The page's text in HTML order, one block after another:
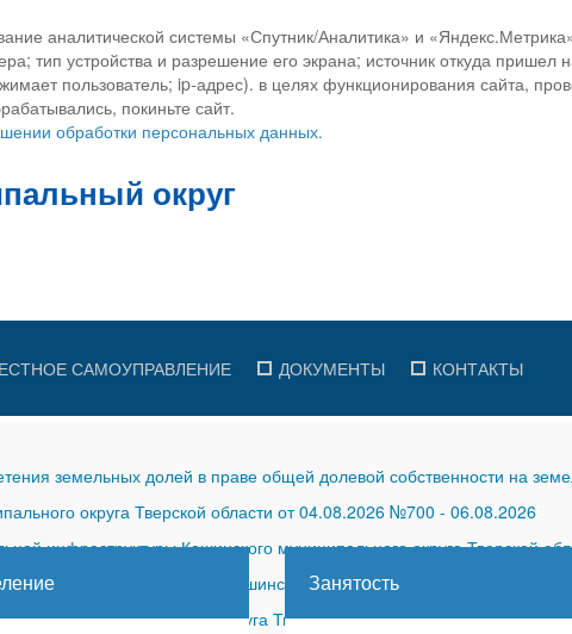
аналитической системы «Спутник/Аналитика» и
тип устройства и разрешение его экрана; источник откуда пришел
пользователь; ip-адрес). в целях функционирования сайта,
покиньте сайт.
обработки персональных данных.
САМОУПРАВЛЕНИЕ ДОКУМЕНТЫ КОНТАКТЫ
земельных долей в праве общей долевой собственности на
округа Тверской области от 04.08.2026 №700 - 06.08.2026
инфраструктуры Кашинского муниципального округа Тверской
сельского поселения Кашинского района (с изменениями)
муниципального округа Тверской области от 26.06.2026 №27
Занятость